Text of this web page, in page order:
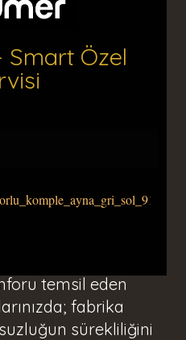
Smart Özel
temsil eden
fabrika
sürekliliğini